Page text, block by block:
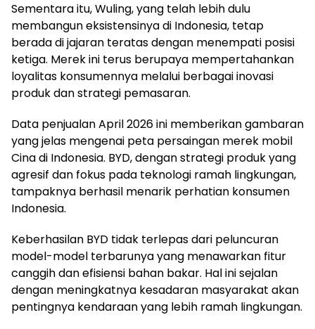
Sementara itu, Wuling, yang telah lebih dulu
membangun eksistensinya di Indonesia, tetap
berada di jajaran teratas dengan menempati posisi
ketiga. Merek ini terus berupaya mempertahankan
loyalitas konsumennya melalui berbagai inovasi
produk dan strategi pemasaran.
Data penjualan April 2026 ini memberikan gambaran
yang jelas mengenai peta persaingan merek mobil
Cina di Indonesia. BYD, dengan strategi produk yang
agresif dan fokus pada teknologi ramah lingkungan,
tampaknya berhasil menarik perhatian konsumen
Indonesia.
Keberhasilan BYD tidak terlepas dari peluncuran
model-model terbarunya yang menawarkan fitur
canggih dan efisiensi bahan bakar. Hal ini sejalan
dengan meningkatnya kesadaran masyarakat akan
pentingnya kendaraan yang lebih ramah lingkungan.